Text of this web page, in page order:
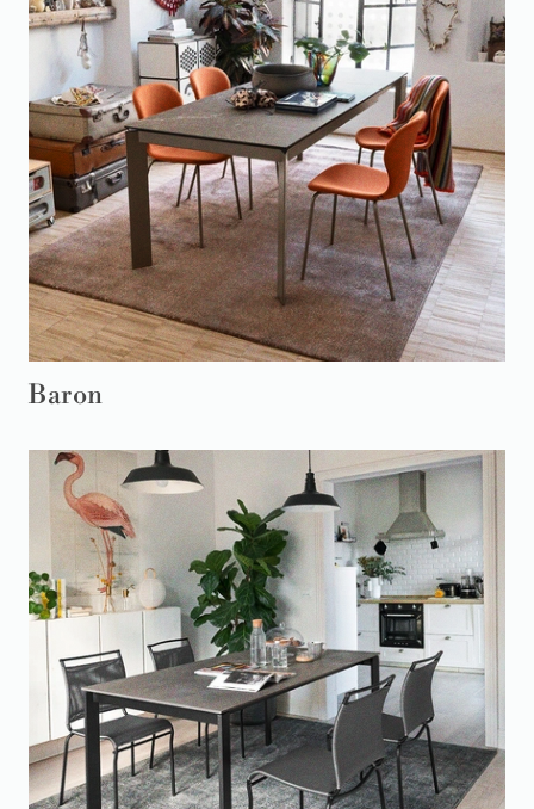
Baron